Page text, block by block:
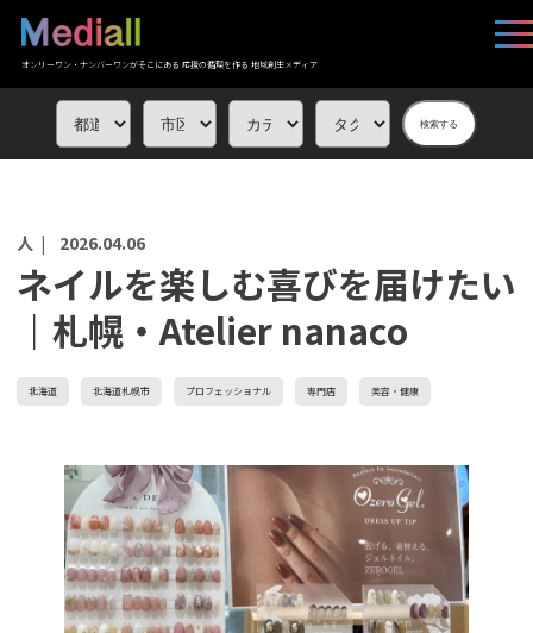
オンリーワン・ナンバーワンがそこにある 応援の循環を作る 地域創生メディア
検索する
人 | 2026.04.06
ネイルを楽しむ喜びを届けたい
｜札幌・Atelier nanaco
北海道 北海道札幌市 プロフェッショナル 専門店 美容・健康